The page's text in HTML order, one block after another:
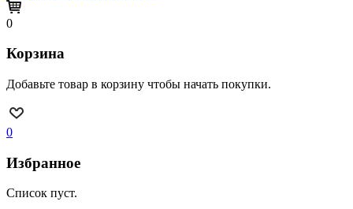
0
Корзина
Добавьте товар в корзину чтобы начать покупки.
0
Избранное
Список пуст.